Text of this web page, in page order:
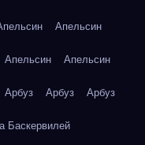
Апельсин
Апельсин Апельсин
Арбуз Арбуз Арбуз
Баскервилей